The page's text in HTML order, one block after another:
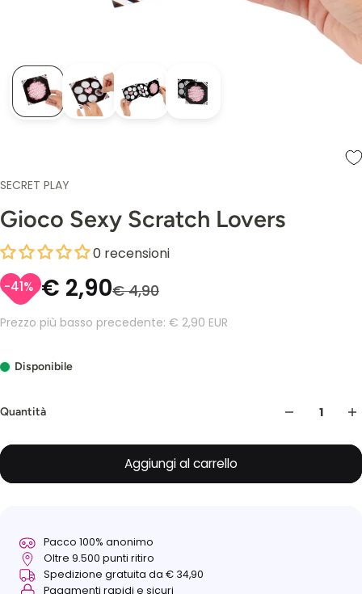
SECRET PLAY
Gioco Sexy Scratch Lovers
0 recensioni
-41% € 2,90€ 4,90
Prezzo più basso precedente: € 2,90 EUR
Disponibile
Quantità
Aggiungi al carrello
Pacco 100% anonimo
Oltre 9.500 punti ritiro
Spedizione gratuita da € 34,90
Pagamenti rapidi e sicuri